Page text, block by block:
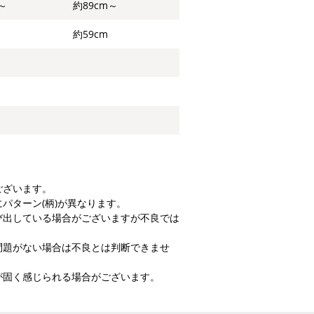
約89cm～
約59cm
います。
ターン(柄)が異なります。
している場合がございますが不良では
がない場合は不良とは判断できませ
く感じられる場合がございます。